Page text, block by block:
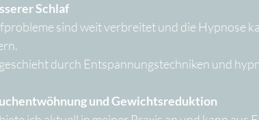
Schlaf
sind weit verbreitet und die Hypnose
durch Entspannungstechniken und
und Gewichtsreduktion